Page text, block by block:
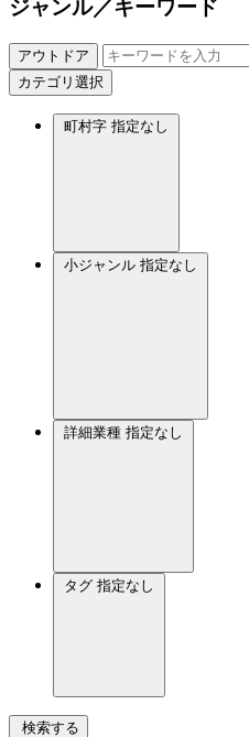
ジャンル／キーワード
アウトドア
カテゴリ選択
町村字 指定なし
小ジャンル 指定なし
詳細業種 指定なし
タグ 指定なし
検索する